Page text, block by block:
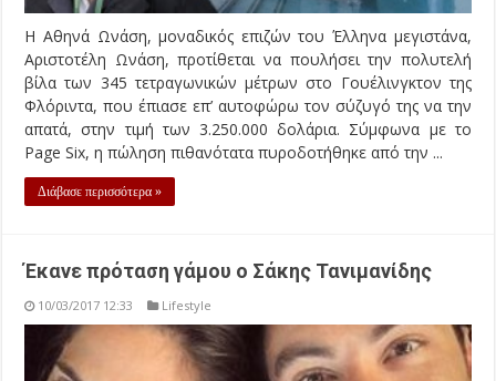
Η Αθηνά Ωνάση, μοναδικός επιζών του Έλληνα μεγιστάνα,
Αριστοτέλη Ωνάση, προτίθεται να πουλήσει την πολυτελή
βίλα των 345 τετραγωνικών μέτρων στο Γουέλινγκτον της
Φλόριντα, που έπιασε επ’ αυτοφώρω τον σύζυγό της να την
απατά, στην τιμή των 3.250.000 δολάρια. Σύμφωνα με το
Page Six, η πώληση πιθανότατα πυροδοτήθηκε από την ...
Διάβασε περισσότερα »
Έκανε πρόταση γάμου ο Σάκης Τανιμανίδης
10/03/2017 12:33 Lifestyle